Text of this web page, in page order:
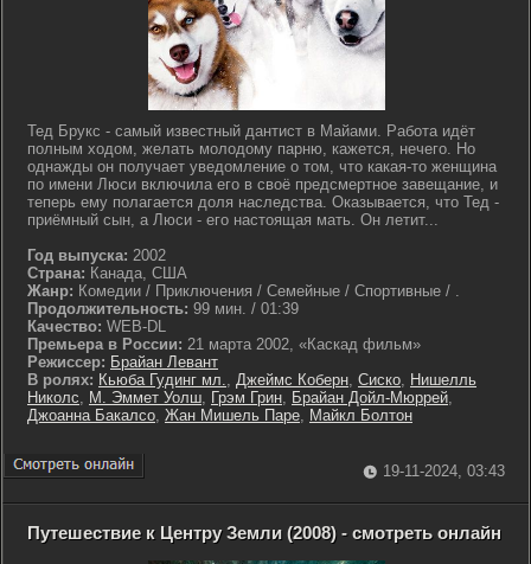
Тед Брукс - самый известный дантист в Майами. Работа идёт
полным ходом, желать молодому парню, кажется, нечего. Но
однажды он получает уведомление о том, что какая-то женщина
по имени Люси включила его в своё предсмертное завещание, и
теперь ему полагается доля наследства. Оказывается, что Тед -
приёмный сын, а Люси - его настоящая мать. Он летит...
Год выпуска: 2002
Страна: Канада, США
Жанр: Комедии / Приключения / Семейные / Спортивные / .
Продолжительность: 99 мин. / 01:39
Качество: WEB-DL
Премьера в России: 21 марта 2002, «Каскад фильм»
Режиссер: Брайан Левант
В ролях: Кьюба Гудинг мл., Джеймс Коберн, Сиско, Нишелль
Николс, М. Эммет Уолш, Грэм Грин, Брайан Дойл-Мюррей,
Джоанна Бакалсо, Жан Мишель Паре, Майкл Болтон
19-11-2024, 03:43
Путешествие к Центру Земли (2008) - смотреть онлайн